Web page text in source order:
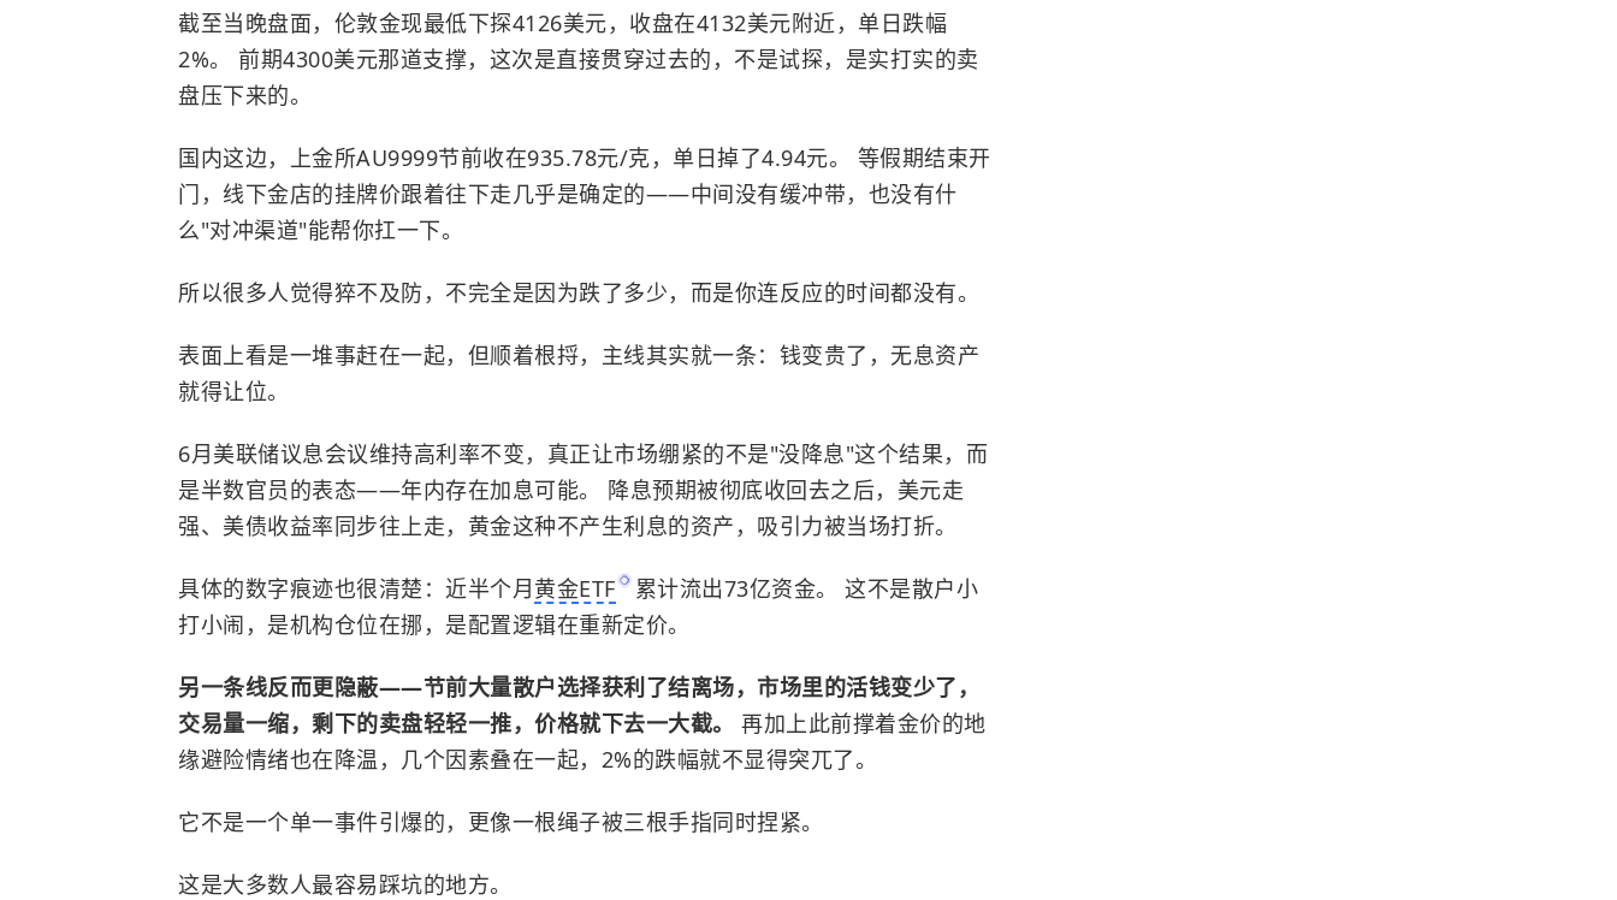
截至当晚盘面，伦敦金现最低下探4126美元，收盘在4132美元附近，单日跌幅
2%。 前期4300美元那道支撑，这次是直接贯穿过去的，不是试探，是实打实的卖
盘压下来的。
国内这边，上金所AU9999节前收在935.78元/克，单日掉了4.94元。 等假期结束开
门，线下金店的挂牌价跟着往下走几乎是确定的——中间没有缓冲带，也没有什
么"对冲渠道"能帮你扛一下。
所以很多人觉得猝不及防，不完全是因为跌了多少，而是你连反应的时间都没有。
表面上看是一堆事赶在一起，但顺着根捋，主线其实就一条：钱变贵了，无息资产
就得让位。
6月美联储议息会议维持高利率不变，真正让市场绷紧的不是"没降息"这个结果，而
是半数官员的表态——年内存在加息可能。 降息预期被彻底收回去之后，美元走
强、美债收益率同步往上走，黄金这种不产生利息的资产，吸引力被当场打折。
具体的数字痕迹也很清楚：近半个月黄金ETF
累计流出73亿资金。 这不是散户小
打小闹，是机构仓位在挪，是配置逻辑在重新定价。
另一条线反而更隐蔽——节前大量散户选择获利了结离场，市场里的活钱变少了，
交易量一缩，剩下的卖盘轻轻一推，价格就下去一大截。 再加上此前撑着金价的地
缘避险情绪也在降温，几个因素叠在一起，2%的跌幅就不显得突兀了。
它不是一个单一事件引爆的，更像一根绳子被三根手指同时捏紧。
这是大多数人最容易踩坑的地方。